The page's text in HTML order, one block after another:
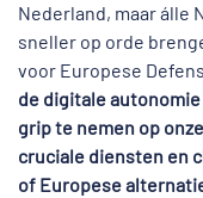
Nederland, maar álle
sneller op orde
voor Europese
de digitale autonomie
grip te nemen op
cruciale diensten en
of Europese